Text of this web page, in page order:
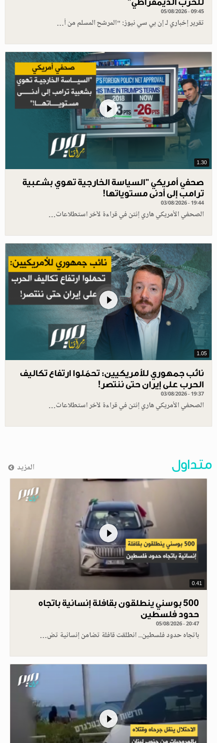
05/08/2026 - 09:45
تقرير إخباري لـ إن بي سي نيوز: "المرشح المسلم من أ…
1.30
صحفي أمريكي "السياسة الخارجية تهوي بشعبية
ترامب إلى أدنى مستوياتها!
03/08/2026 - 19:44
الصحفي الأمريكي هاري إنتن في قراءة لآخر استطلاعات…
1.05
نائب جمهوري للأمريكيين: تحمّلوا ارتفاع تكاليف
الحرب على إيران حتى ننتصر!
03/08/2026 - 19:37
الصحفي الأمريكي هاري إنتن في قراءة لآخر استطلاعات…
متداول المزيد
0.41
500 بوسني ينطلقون بقافلة إنسانية باتجاه
حدود فلسطين
05/08/2026 - 20:47
باتجاه حدود فلسطين.. انطلقت قافلة تضامن إنسانية تض…